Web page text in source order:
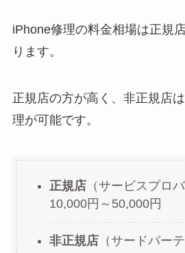
iPhone修理の料金相場は正規
ります。
正規店の方が高く、非正規店
理が可能です。
正規店（サービスプロ
10,000円～50,000円
非正規店（サードパー